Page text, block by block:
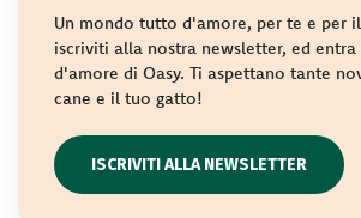
Un mondo tutto d'amore, per te e per
iscriviti alla nostra newsletter, ed
d'amore di Oasy. Ti aspettano tante
cane e il tuo gatto!
ISCRIVITI ALLA NEWSLETTER
Wonderfood S.p.A. Strada dei Censiti, 2 -
di San Marino - C.o.E. SM
Privacy policy-Cookie policy-
websolute